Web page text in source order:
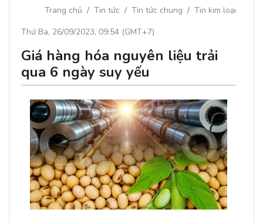
Trang chủ Tin tức Tin tức chung
Tin kim loại
Thứ Ba, 26/09/2023, 09:54 (GMT+7)
Giá hàng hóa nguyên liệu trải
qua 6 ngày suy yếu